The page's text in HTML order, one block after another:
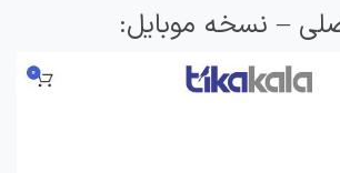
– نسخه موبایل: